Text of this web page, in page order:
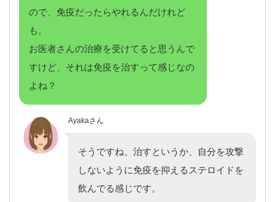
ので、免疫だったらやれるんだけれど
も。
お医者さんの治療を受けてると思うんで
すけど、それは免疫を治すって感じなの
よね？
Ayakaさん
そうですね、治すというか、自分を攻撃
しないように免疫を抑えるステロイドを
飲んでる感じです。